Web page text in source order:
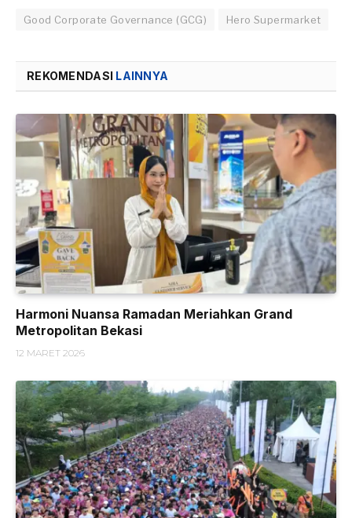
Good Corporate Governance (GCG) Hero Supermarket
REKOMENDASI LAINNYA
Harmoni Nuansa Ramadan Meriahkan Grand
Metropolitan Bekasi
12 MARET 2026